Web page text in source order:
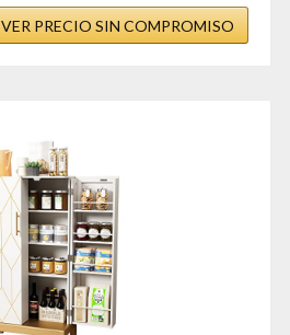
VER PRECIO SIN COMPROMISO